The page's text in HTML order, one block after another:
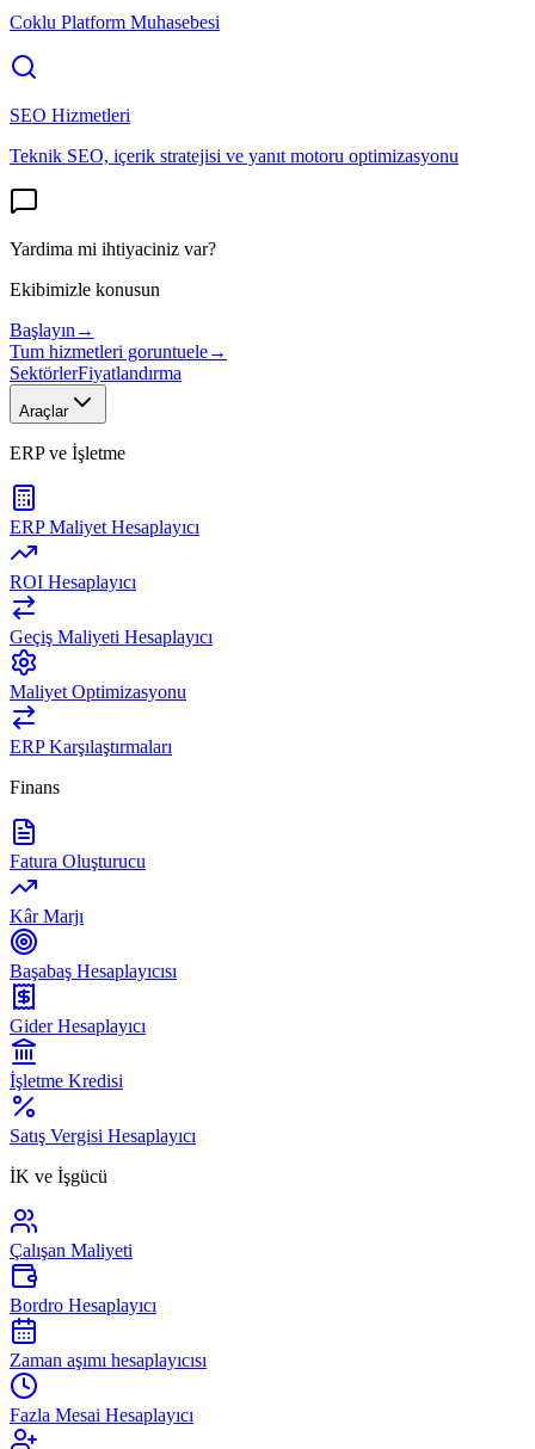
Coklu Platform Muhasebesi
SEO Hizmetleri
Teknik SEO, içerik stratejisi ve yanıt motoru optimizasyonu
Yardima mi ihtiyaciniz var?
Ekibimizle konusun
Başlayın →
Tum hizmetleri goruntuele→
SektörlerFiyatlandırma
Araçlar
ERP ve İşletme
ERP Maliyet Hesaplayıcı
ROI Hesaplayıcı
Geçiş Maliyeti Hesaplayıcı
Maliyet Optimizasyonu
ERP Karşılaştırmaları
Finans
Fatura Oluşturucu
Kâr Marjı
Başabaş Hesaplayıcısı
Gider Hesaplayıcı
İşletme Kredisi
Satış Vergisi Hesaplayıcı
İK ve İşgücü
Çalışan Maliyeti
Bordro Hesaplayıcı
Zaman aşımı hesaplayıcısı
Fazla Mesai Hesaplayıcı